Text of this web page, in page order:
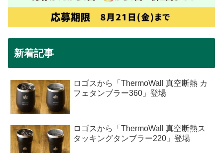
新着記事
ロゴスから「ThermoWall 真空断熱 カ
フェタンブラー360」登場
ロゴスから「ThermoWall 真空断熱ス
タッキングタンブラー220」登場